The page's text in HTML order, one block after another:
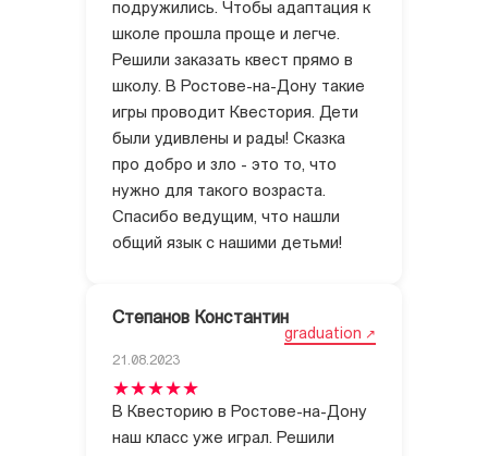
подружились. Чтобы адаптация к
школе прошла проще и легче.
Решили заказать квест прямо в
школу. В Ростове-на-Дону такие
игры проводит Квестория. Дети
были удивлены и рады! Сказка
про добро и зло - это то, что
нужно для такого возраста.
Спасибо ведущим, что нашли
общий язык с нашими детьми!
Степанов Константин
graduation
21.08.2023
В Квесторию в Ростове-на-Дону
наш класс уже играл. Решили